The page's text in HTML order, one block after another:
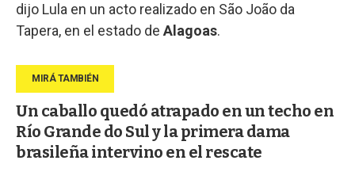
dijo Lula en un acto realizado en São João da
Tapera, en el estado de Alagoas.
Un caballo quedó atrapado en un techo en
Río Grande do Sul y la primera dama
brasileña intervino en el rescate